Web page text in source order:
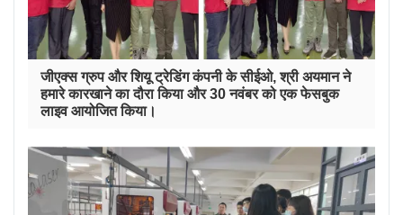
जीएक्स ग्रुप और शियू ट्रेडिंग कंपनी के सीईओ, श्री अयमान ने
हमारे कारखाने का दौरा किया और 30 नवंबर को एक फेसबुक
लाइव आयोजित किया।